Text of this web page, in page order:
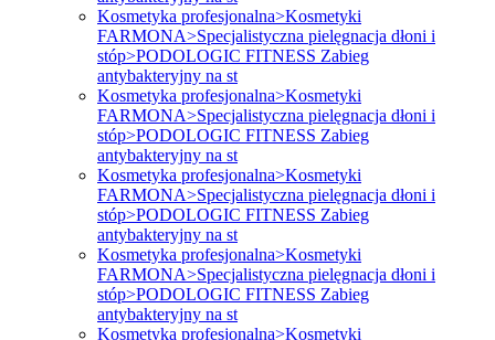
Kosmetyka profesjonalna>Kosmetyki
FARMONA>Specjalistyczna pielęgnacja dłoni i
stóp>PODOLOGIC FITNESS Zabieg
antybakteryjny na st
Kosmetyka profesjonalna>Kosmetyki
FARMONA>Specjalistyczna pielęgnacja dłoni i
stóp>PODOLOGIC FITNESS Zabieg
antybakteryjny na st
Kosmetyka profesjonalna>Kosmetyki
FARMONA>Specjalistyczna pielęgnacja dłoni i
stóp>PODOLOGIC FITNESS Zabieg
antybakteryjny na st
Kosmetyka profesjonalna>Kosmetyki
FARMONA>Specjalistyczna pielęgnacja dłoni i
stóp>PODOLOGIC FITNESS Zabieg
antybakteryjny na st
Kosmetyka profesjonalna>Kosmetyki